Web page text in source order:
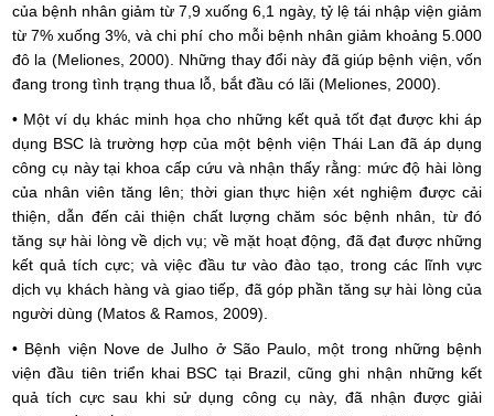
của bệnh nhân giảm từ 7,9 xuống 6,1 ngày, tỷ lệ tái nhập viện giảm
từ 7% xuống 3%, và chi phí cho mỗi bệnh nhân giảm khoảng 5.000
đô la (Meliones, 2000). Những thay đổi này đã giúp bệnh viện, vốn
đang trong tình trạng thua lỗ, bắt đầu có lãi (Meliones, 2000).
• Một ví dụ khác minh họa cho những kết quả tốt đạt được khi áp
dụng BSC là trường hợp của một bệnh viện Thái Lan đã áp dụng
công cụ này tại khoa cấp cứu và nhận thấy rằng: mức độ hài lòng
của nhân viên tăng lên; thời gian thực hiện xét nghiệm được cải
thiện, dẫn đến cải thiện chất lượng chăm sóc bệnh nhân, từ đó
tăng sự hài lòng về dịch vụ; về mặt hoạt động, đã đạt được những
kết quả tích cực; và việc đầu tư vào đào tạo, trong các lĩnh vực
dịch vụ khách hàng và giao tiếp, đã góp phần tăng sự hài lòng của
người dùng (Matos & Ramos, 2009).
• Bệnh viện Nove de Julho ở São Paulo, một trong những bệnh
viện đầu tiên triển khai BSC tại Brazil, cũng ghi nhận những kết
quả tích cực sau khi sử dụng công cụ này, đã nhận được giải